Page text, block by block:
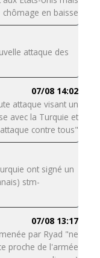
chômage en baisse
attaque des
07/08 14:02
attaque visant un
avec la Turquie et
contre tous"
ont signé un
stm-
07/08 13:17
par Ryad "ne
proche de l'armée